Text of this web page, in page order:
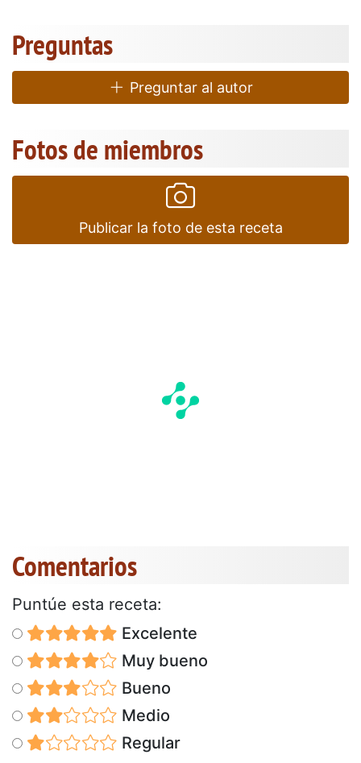
Preguntas
Preguntar al autor
Fotos de miembros
Publicar la foto de esta receta
Comentarios
Puntúe esta receta:
Excelente
Muy bueno
Bueno
Medio
Regular